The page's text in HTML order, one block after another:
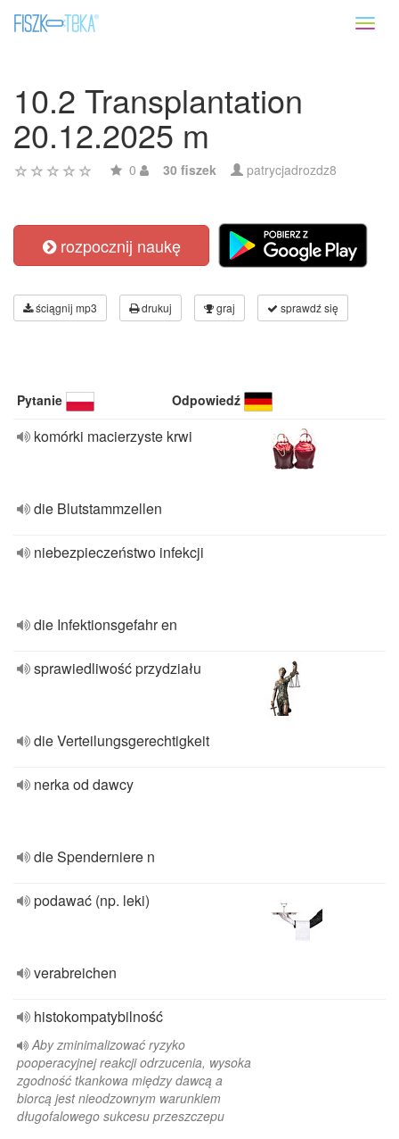
10.2 Transplantation
20.12.2025 m
0 30 fiszek patrycjadrozdz8
rozpocznij naukę
ściągnij mp3 drukuj graj sprawdź się
Pytanie Odpowiedź
komórki macierzyste krwi
die Blutstammzellen
niebezpieczeństwo infekcji
die Infektionsgefahr en
sprawiedliwość przydziału
die Verteilungsgerechtigkeit
nerka od dawcy
die Spenderniere n
podawać (np. leki)
verabreichen
histokompatybilność
Aby zminimalizować ryzyko
pooperacyjnej reakcji odrzucenia, wysoka
zgodność tkankowa między dawcą a
biorcą jest nieodzownym warunkiem
długofalowego sukcesu przeszczepu